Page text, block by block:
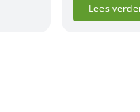
Lees